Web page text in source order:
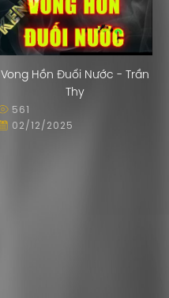
Vong Hồn Đuối Nước - Trần
Thy
561
02/12/2025